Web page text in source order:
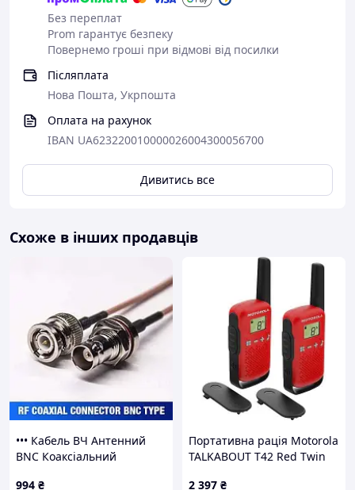
Без переплат
Prom гарантує безпеку
Повернемо гроші при відмові від посилки
Післяплата
Нова Пошта, Укрпошта
Оплата на рахунок
IBAN UA623220010000026004300056700
Дивитись все
Схоже в інших продавців
••• Кабель ВЧ Антенний
BNC Коаксіальний
994 ₴
Портативна рація Motorola
TALKABOUT T42 Red Twin
2 397 ₴